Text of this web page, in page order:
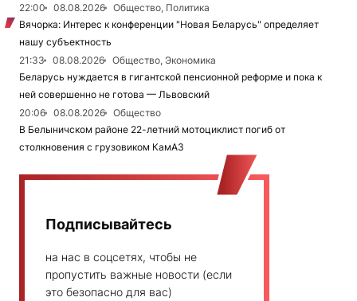
22:00 08.08.2026
Общество, Политика
Вячорка: Интерес к конференции "Новая Беларусь" определяет
нашу субъектность
21:33
08.08.2026
Общество, Экономика
Беларусь нуждается в гигантской пенсионной реформе и пока к
ней совершенно не готова — Львовский
20:06
08.08.2026
Общество
В Белыничском районе 22-летний мотоциклист погиб от
столкновения с грузовиком КамАЗ
Подписывайтесь
на нас в соцсетях, чтобы не
пропустить важные новости (если
это безопасно для вас)